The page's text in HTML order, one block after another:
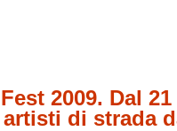
2009. Dal
di strada